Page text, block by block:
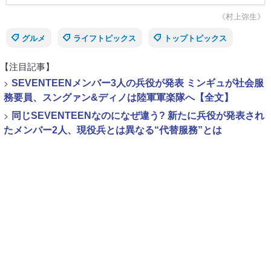
《村上弥生》
グルメ
ライフトピックス トップトピックス
【注目記事】
> SEVENTEENメンバー3人の兵役が発表 ミンギュが社会服
務要員、スングァン&ディノは陸軍軍楽隊へ【全文】
> 同じSEVENTEENなのになぜ違う? 新たに兵役が発表され
たメンバー2人、現役兵とは異なる“代替服務”とは